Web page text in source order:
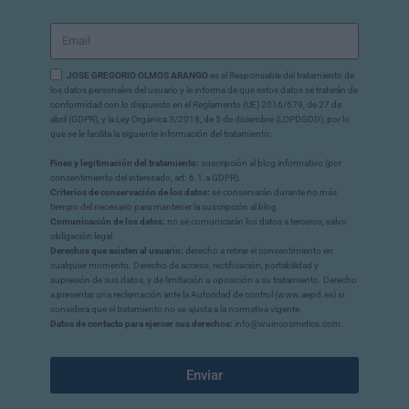
JOSE GREGORIO OLMOS ARANGO es el Responsable del tratamiento de
los datos personales del usuario y le informa de que estos datos se tratarán de
conformidad con lo dispuesto en el Reglamento (UE) 2016/679, de 27 de
abril (GDPR), y la Ley Orgánica 3/2018, de 5 de diciembre (LOPDGDD), por lo
que se le facilita la siguiente información del tratamiento:
Fines y legitimación del tratamiento: suscripción al blog informativo (por
consentimiento del interesado, art. 6.1.a GDPR).
Criterios de conservación de los datos: se conservarán durante no más
tiempo del necesario para mantener la suscripción al blog.
Comunicación de los datos: no se comunicarán los datos a terceros, salvo
obligación legal.
Derechos que asisten al usuario: derecho a retirar el consentimiento en
cualquier momento. Derecho de acceso, rectificación, portabilidad y
supresión de sus datos, y de limitación u oposición a su tratamiento. Derecho
a presentar una reclamación ante la Autoridad de control (www.aepd.es) si
considera que el tratamiento no se ajusta a la normativa vigente.
Datos de contacto para ejercer sus derechos: info@wuincosmetics.com.
Enviar